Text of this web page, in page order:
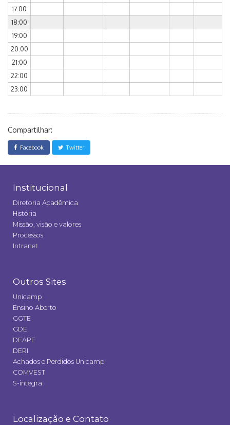
17:00
18:00
19:00
20:00
21:00
22:00
23:00
Compartilhar:
Facebook Twitter
Institucional
Diretoria Acadêmica
História
Missão, visão e valores
Processos
Intranet
Outros Sites
Unicamp
Ensino Aberto
GGTE
GDE
DEAPE
DERI
Achados e Perdidos Unicamp
COMVEST
S-integra
Localização e Contato